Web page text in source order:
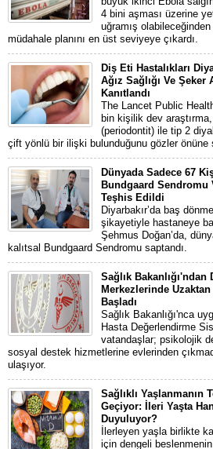
4 bini aşması üzerine
uğramış
müdahale planını en üst seviyeye çıkardı.
Diş Eti Hastalıkları
Ağız Sağlığı Ve
Kanıtlandı
The Lancet Public
bin kişilik dev
(periodontit) ile tip 2
çift yönlü bir ilişki bulunduğunu gözler önüne
Dünyada Sadece 67
Bundgaard Sendromu
Teşhis Edildi
Diyarbakır’da baş
şikayetiyle hastaneye
Şehmus Doğan’da,
kalıtsal Bundgaard Sendromu saptandı.
Sağlık Bakanlığı'ndan
Merkezlerinde
Başladı
Sağlık Bakanlığı'nca
Hasta Değerlendirme
vatandaşlar; psikolojik
sosyal destek hizmetlerine evlerinden
ulaşıyor.
Sağlıklı Yaşlanmanın
Geçiyor: İleri Yaşta
Duyuluyor?
İlerleyen yaşla birlikte
için dengeli